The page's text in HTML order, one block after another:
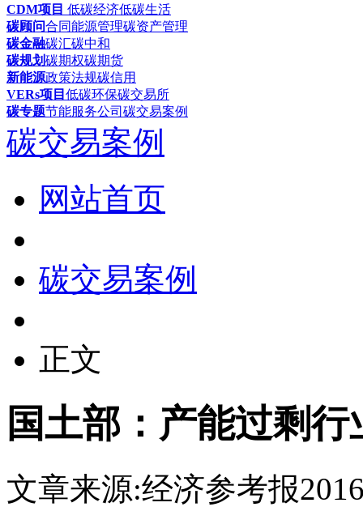
CDM项目 低碳经济低碳生活
碳顾问合同能源管理碳资产管理
碳金融碳汇碳中和
碳规划碳期权碳期货
新能源政策法规碳信用
VERs项目 低碳环保碳交易所
碳专题节能服务公司 碳交易案例
碳交易案例
网站首页
碳交易案例
正文
国土部：产能过剩
文章来源:经济参考报